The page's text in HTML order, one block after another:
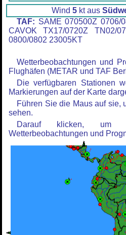
Wind 5 kt aus
TAF: SAME 070500Z 0706/
CAVOK TX17/0720Z TN02/
0800/0802 23005KT
Wetterbeobachtungen und
Flughäfen (METAR und TAF
Die verfügbaren Stationen
Markierungen auf der Karte
Führen Sie die Maus auf sie,
sehen.
Darauf klicken, um
Wetterbeobachtungen und